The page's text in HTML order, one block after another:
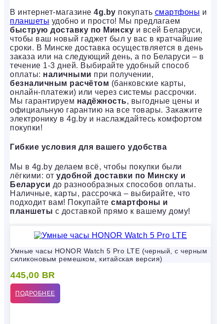
В интернет-магазине 4g.by покупать смартфоны и
планшеты удобно и просто! Мы предлагаем
быструю доставку по Минску и всей Беларуси,
чтобы ваш новый гаджет был у вас в кратчайшие
сроки. В Минске доставка осуществляется в день
заказа или на следующий день, а по Беларуси – в
течение 1-3 дней. Выбирайте удобный способ
оплаты: наличными при получении,
безналичным расчётом (банковские карты,
онлайн-платежи) или через системы рассрочки.
Мы гарантируем надёжность, выгодные цены и
официальную гарантию на все товары. Закажите
электронику в 4g.by и наслаждайтесь комфортом
покупки!
Гибкие условия для вашего удобства
Мы в 4g.by делаем всё, чтобы покупки были
лёгкими: от удобной доставки по Минску и
Беларуси до разнообразных способов оплаты.
Наличные, карты, рассрочка – выбирайте, что
подходит вам! Покупайте смартфоны и
планшеты с доставкой прямо к вашему дому!
Умные часы HONOR Watch 5 Pro LTE (черный, с черным
силиконовым ремешком, китайская версия)
445,00 BR
ПОДРОБНЕЕ